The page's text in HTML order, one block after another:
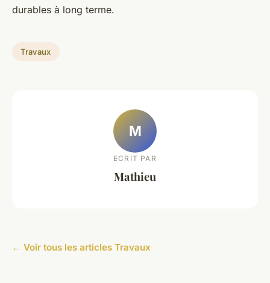
durables à long terme.
Travaux
M
ECRIT PAR
Mathieu
← Voir tous les articles Travaux